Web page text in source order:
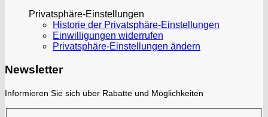
Privatsphäre-Einstellungen
Historie der Privatsphäre-Einstellungen
Einwilligungen widerrufen
Privatsphäre-Einstellungen ändern
Newsletter
Informieren Sie sich über Rabatte und Möglichkeiten